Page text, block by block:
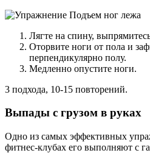
Лягте на спину,
Оторвите ноги от пола и
перпендикулярно полу.
Медленно опустите ноги.
3 подхода, 10-15 повторений.
Выпады с грузом в руках
Одно из самых эффективных
фитнес-клубах его выполняют с